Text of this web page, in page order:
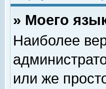
» Моего
Наиболее
или же